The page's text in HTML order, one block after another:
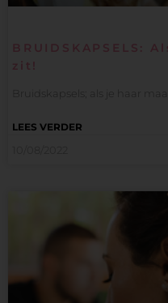
BRUIDSKAPSELS:
zit!
Bruidskapsels; als je haar
LEES VERDER